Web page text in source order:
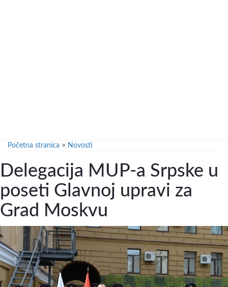
Početna stranica > Novosti
Delegacija MUP-a Srpske u
poseti Glavnoj upravi za
Grad Moskvu